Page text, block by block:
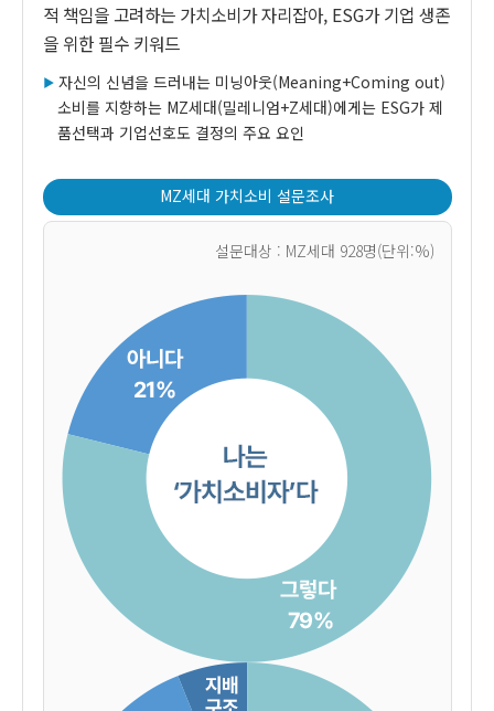
적 책임을 고려하는 가치소비가 자리잡아, ESG가 기업 생존
을 위한 필수 키워드
자신의 신념을 드러내는 미닝아웃(Meaning+Coming out)
소비를 지향하는 MZ세대(밀레니엄+Z세대)에게는 ESG가 제
품선택과 기업선호도 결정의 주요 요인
MZ세대 가치소비 설문조사
설문대상 : MZ세대 928명(단위:%)